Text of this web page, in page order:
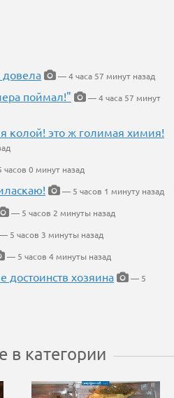
довела
— 4 часа 57 минут назад
поймал!"
— 4 часа 57 минут
колой! это ж голимая химия!
0 минут назад
— 5 часов 1 минуту назад
— 5 часов 2 минуты назад
— 5 часов 3 минуты назад
— 5 часов 4 минуты назад
достоинств хозяина
— 5
в категории